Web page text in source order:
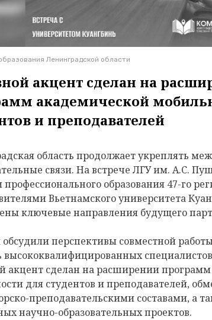
Ленинградской области
акцент сделан на
академической
и преподавателей
область продолжает укреплять
связи. На встрече ЛГУ им. А.С.
профессионального образования 47-го
Вьетнамского университета
ключевые направления будущего
перспективы совместной
высококвалифицированных
акцент сделан на расширении
для студентов и преподавателей,
преподавательскими составами, а
научно-образовательных проектов.